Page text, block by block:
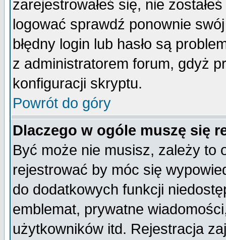
zarejestrowałeś się, nie
logować sprawdź ponownie
błędny login lub hasło są
z administratorem forum, gdyż
konfiguracji skryptu.
Powrót do góry
Dlaczego w ogóle muszę się
Być może nie musisz, zależy to
rejestrować by móc się
do dodatkowych funkcji
emblemat, prywatne
użytkowników itd. Rejestracja